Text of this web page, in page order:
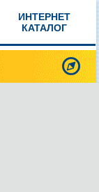
ИНТЕРНЕТ
КАТАЛОГ